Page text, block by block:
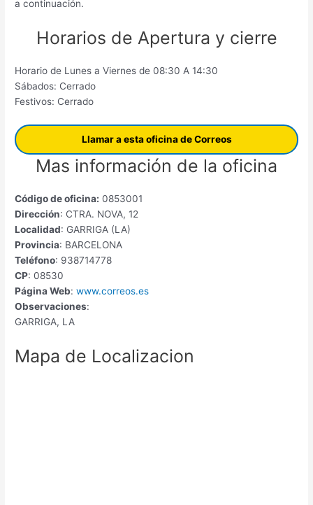
a continuación.
Horarios de Apertura y cierre
Horario de Lunes a Viernes de 08:30 A 14:30
Sábados: Cerrado
Festivos: Cerrado
Llamar a esta oficina de Correos
Mas información de la oficina
Código de oficina: 0853001
Dirección: CTRA. NOVA, 12
Localidad: GARRIGA (LA)
Provincia: BARCELONA
Teléfono: 938714778
CP: 08530
Página Web: www.correos.es
Observaciones:
GARRIGA, LA
Mapa de Localizacion